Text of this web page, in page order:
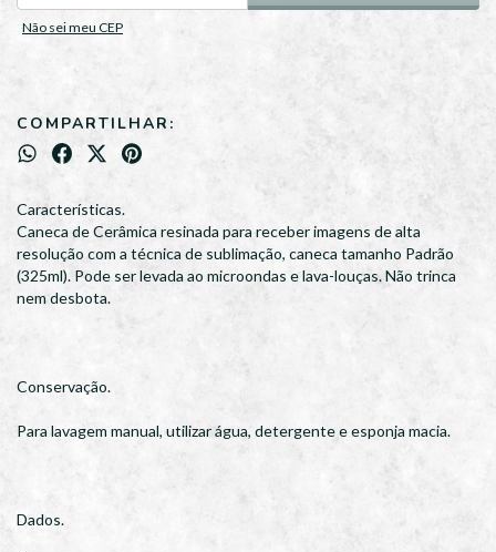
Não sei meu CEP
COMPARTILHAR:
Características.
Caneca de Cerâmica resinada para receber imagens de alta
resolução com a técnica de sublimação, caneca tamanho Padrão
(325ml). Pode ser levada ao microondas e lava-louças. Não trinca
nem desbota.
Conservação.
Para lavagem manual, utilizar água, detergente e esponja macia.
Dados.